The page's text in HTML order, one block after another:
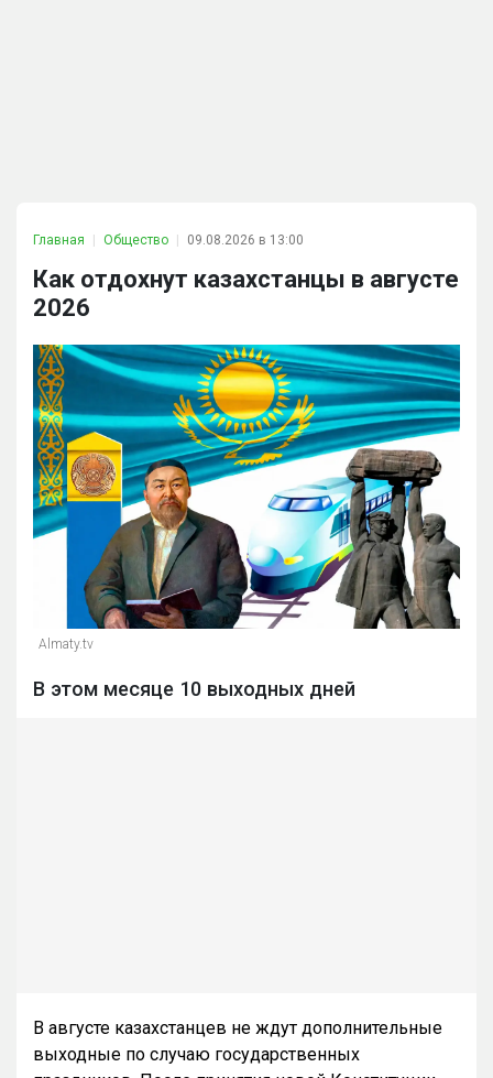
Главная Общество 09.08.2026 в 13:00
Как отдохнут казахстанцы в августе
2026
Almaty.tv
В этом месяце 10 выходных дней
В августе казахстанцев не ждут дополнительные
выходные по случаю государственных